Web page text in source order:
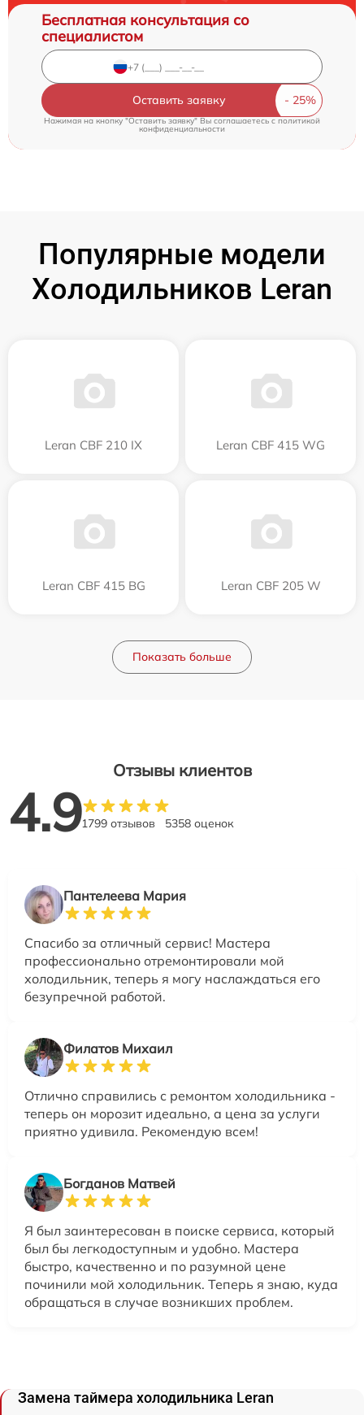
Бесплатная консультация со
специалистом
Оставить заявку
Нажимая на кнопку "Оставить заявку" Вы соглашаетесь cполитикой
конфиденциальности
Популярные модели
Холодильников Leran
Leran CBF 210 IX Leran CBF 415 WG
Leran CBF 415 BG Leran CBF 205 W
Показать больше
Отзывы клиентов
4.91799 отзывов 5358 оценок
Пантелеева Мария
Спасибо за отличный сервис! Мастера
профессионально отремонтировали мой
холодильник, теперь я могу наслаждаться его
безупречной работой.
Филатов Михаил
Отлично справились с ремонтом холодильника -
теперь он морозит идеально, а цена за услуги
приятно удивила. Рекомендую всем!
Богданов Матвей
Я был заинтересован в поиске сервиса, который
был бы легкодоступным и удобно. Мастера
быстро, качественно и по разумной цене
починили мой холодильник. Теперь я знаю, куда
обращаться в случае возникших проблем.
Замена таймера холодильника Leran